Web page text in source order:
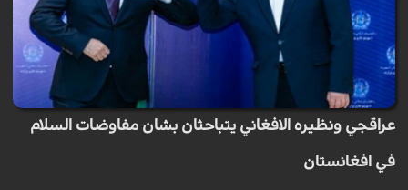
عراقجي ونظيره الافغاني يتباحثان بشان مفاوضات السلام
في افغانستان